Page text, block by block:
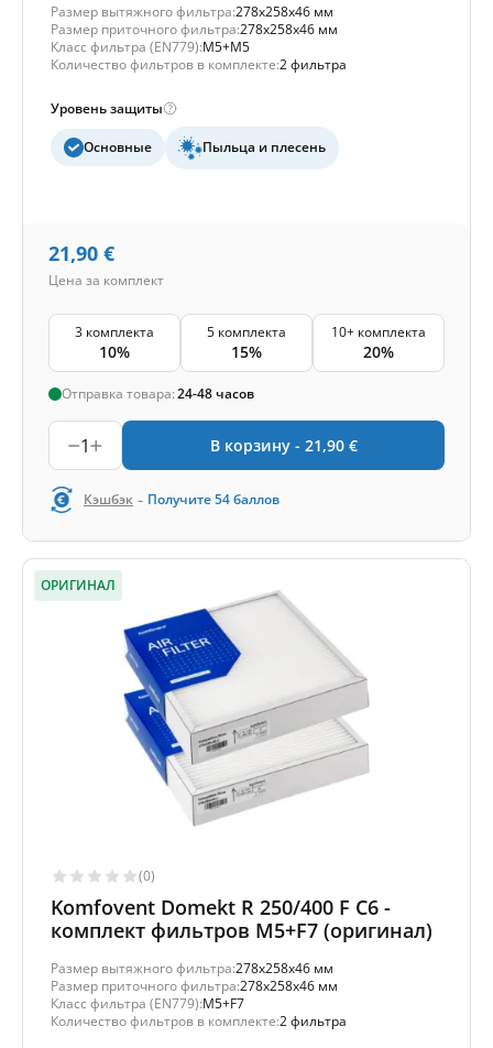
Размер вытяжного фильтра:278x258x46 мм
Размер приточного фильтра:278x258x46 мм
Класс фильтра (EN779):M5+M5
Количество фильтров в комплекте:2 фильтра
Уровень защиты
Основные Пыльца и плесень
21,90 €
Цена за комплект
3 комплекта
10%
5 комплекта
15%
10+ комплекта
20%
Отправка товара:24-48 часов
1 В корзину - 21,90 €
Кэшбэк - Получите54баллов
ОРИГИНАЛ
(0)
Komfovent Domekt R 250/400 F C6 -
комплект фильтров M5+F7 (оригинал)
Размер вытяжного фильтра:278x258x46 мм
Размер приточного фильтра:278x258x46 мм
Класс фильтра (EN779):M5+F7
Количество фильтров в комплекте:2 фильтра